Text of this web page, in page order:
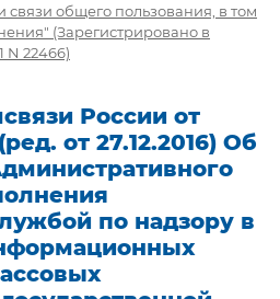
связи общего пользования, в том
(Зарегистрировано в
N 22466)
России от
от 27.12.2016) Об
по надзору в